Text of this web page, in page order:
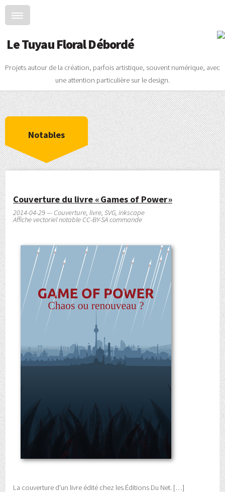
Le Tuyau Floral Débordé
Projets autour de la création, parfois artistique, souvent numérique, avec
une attention particulière sur le design.
Notables
Couverture du livre « Games of Power »
2014-04-29 — Couverture, livre, SVG, inkscape
Affiche vectoriel notable CC-BY-SA commande
La couverture d'un livre édité chez les Éditions Du Net.